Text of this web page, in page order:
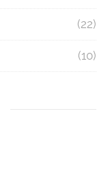
(22)
(10)